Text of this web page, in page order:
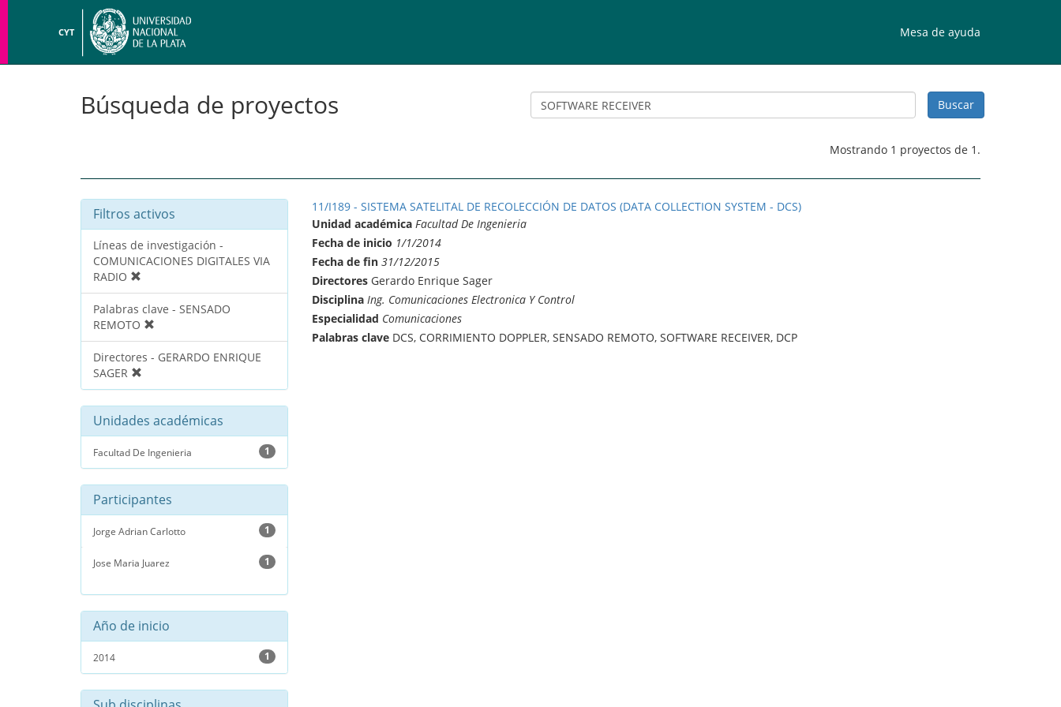
CYT Mesa de ayuda
Búsqueda de proyectos
Mostrando 1 proyectos de 1.
Filtros activos
Líneas de investigación -
COMUNICACIONES DIGITALES VIA
RADIO
Palabras clave - SENSADO
REMOTO
Directores - GERARDO ENRIQUE
SAGER
Unidades académicas
Facultad De Ingenieria 1
Participantes
Jorge Adrian Carlotto 1
Jose Maria Juarez 1
Año de inicio
2014 1
11/I189 - SISTEMA SATELITAL DE RECOLECCIÓN DE DATOS (DATA COLLECTION SYSTEM - DCS)
Unidad académica Facultad De Ingenieria
Fecha de inicio 1/1/2014
Fecha de fin 31/12/2015
DirectoresGerardo Enrique Sager
Disciplina Ing. Comunicaciones Electronica Y Control
Especialidad Comunicaciones
Palabras claveDCS, CORRIMIENTO DOPPLER, SENSADO REMOTO, SOFTWARE RECEIVER, DCP